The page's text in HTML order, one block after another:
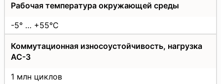
Рабочая температура окружающей среды
-5° … +55°C
Коммутационная износоустойчивость, нагрузка
AC-3
1 млн циклов